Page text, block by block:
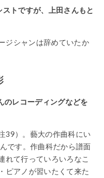
トですが、上田さんもと
ジシャンは辞めていたか
のレコーディングなどを
39）。藝大の作曲科にい
です。作曲科だから譜面
れて行っていろいろなこ
ピアノが習いたくて来た